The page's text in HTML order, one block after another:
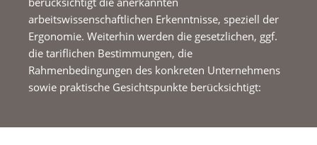
arbeitswissenschaftlichen Erkenntnisse, speziell der
Ergonomie. Weiterhin werden die gesetzlichen, ggf.
die tariflichen Bestimmungen, die
Rahmenbedingungen des konkreten Unternehmens
sowie praktische Gesichtspunkte berücksichtigt: